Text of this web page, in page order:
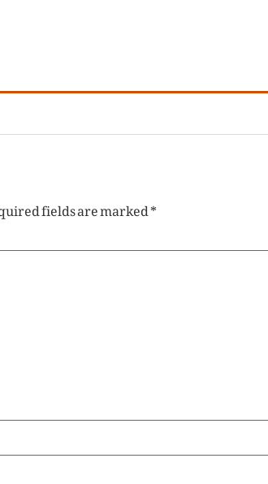
fields are marked*